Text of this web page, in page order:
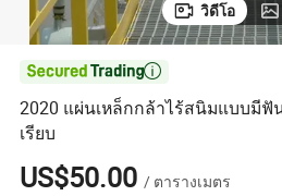
วิดีโอ

2020 แผ่นเหล็กกล้าไร้สนิมแบบมี
เรียบ
US$50.00 / ตารางเมตร